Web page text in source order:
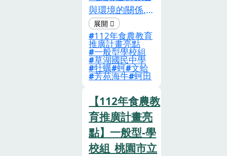
推動地方長期發
展。教案結合食
農教育與永續發
展的核心理念，
並以實踐操作為
主軸，達成知識
與實踐相結合教
育目標。
食材來提升飲食
的健康品質，並
理解有機農業如
何幫助減少環境
污染，鏈結食農
教育中的【飲食
健康與消費】素
養（E6：認識飲
食習慣對健康的
影響，並選擇健
康食物），學生
將反思其飲食行
與環境的關係,
了解不同地區台
灣養蚵的型態和
蚵農生產工作細
項,增進認識家
鄉產業。2.利用
際料理蚵仔煎、
蚵仔餅。3.利用
蚵殼打洞、穿繩
製作採苗器。4.
112年食農教育
推廣計畫亮點
一般型學校組
草湖國民中學
牡蠣 蚵 文蛤
芳苑海牛 蚵田
【112年食農教
育推廣計畫亮
點】一般型-學
校組_桃園市立